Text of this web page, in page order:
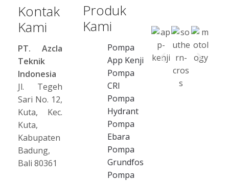
Kontak
Kami
PT. Azcla
Teknik
Indonesia
Jl. Tegeh
Sari No. 12,
Kuta, Kec.
Kuta,
Kabupaten
Badung,
Bali 80361
Produk
Kami
Pompa
App Kenji
Pompa
CRI
Pompa
Hydrant
Pompa
Ebara
Pompa
Grundfos
Pompa